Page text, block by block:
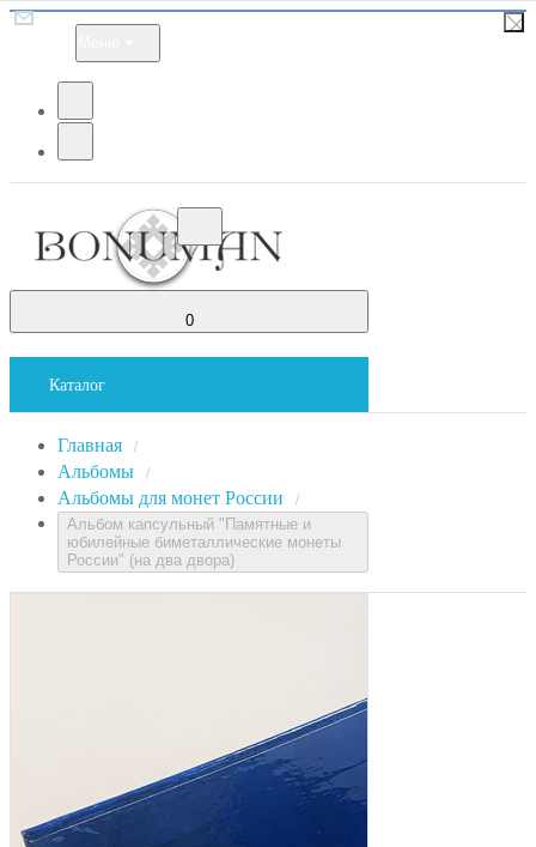
0
Каталог
Главная /
Альбомы /
Альбомы для монет России /
Альбом капсульный "Памятные и
юбилейные биметаллические монеты
России" (на два двора)